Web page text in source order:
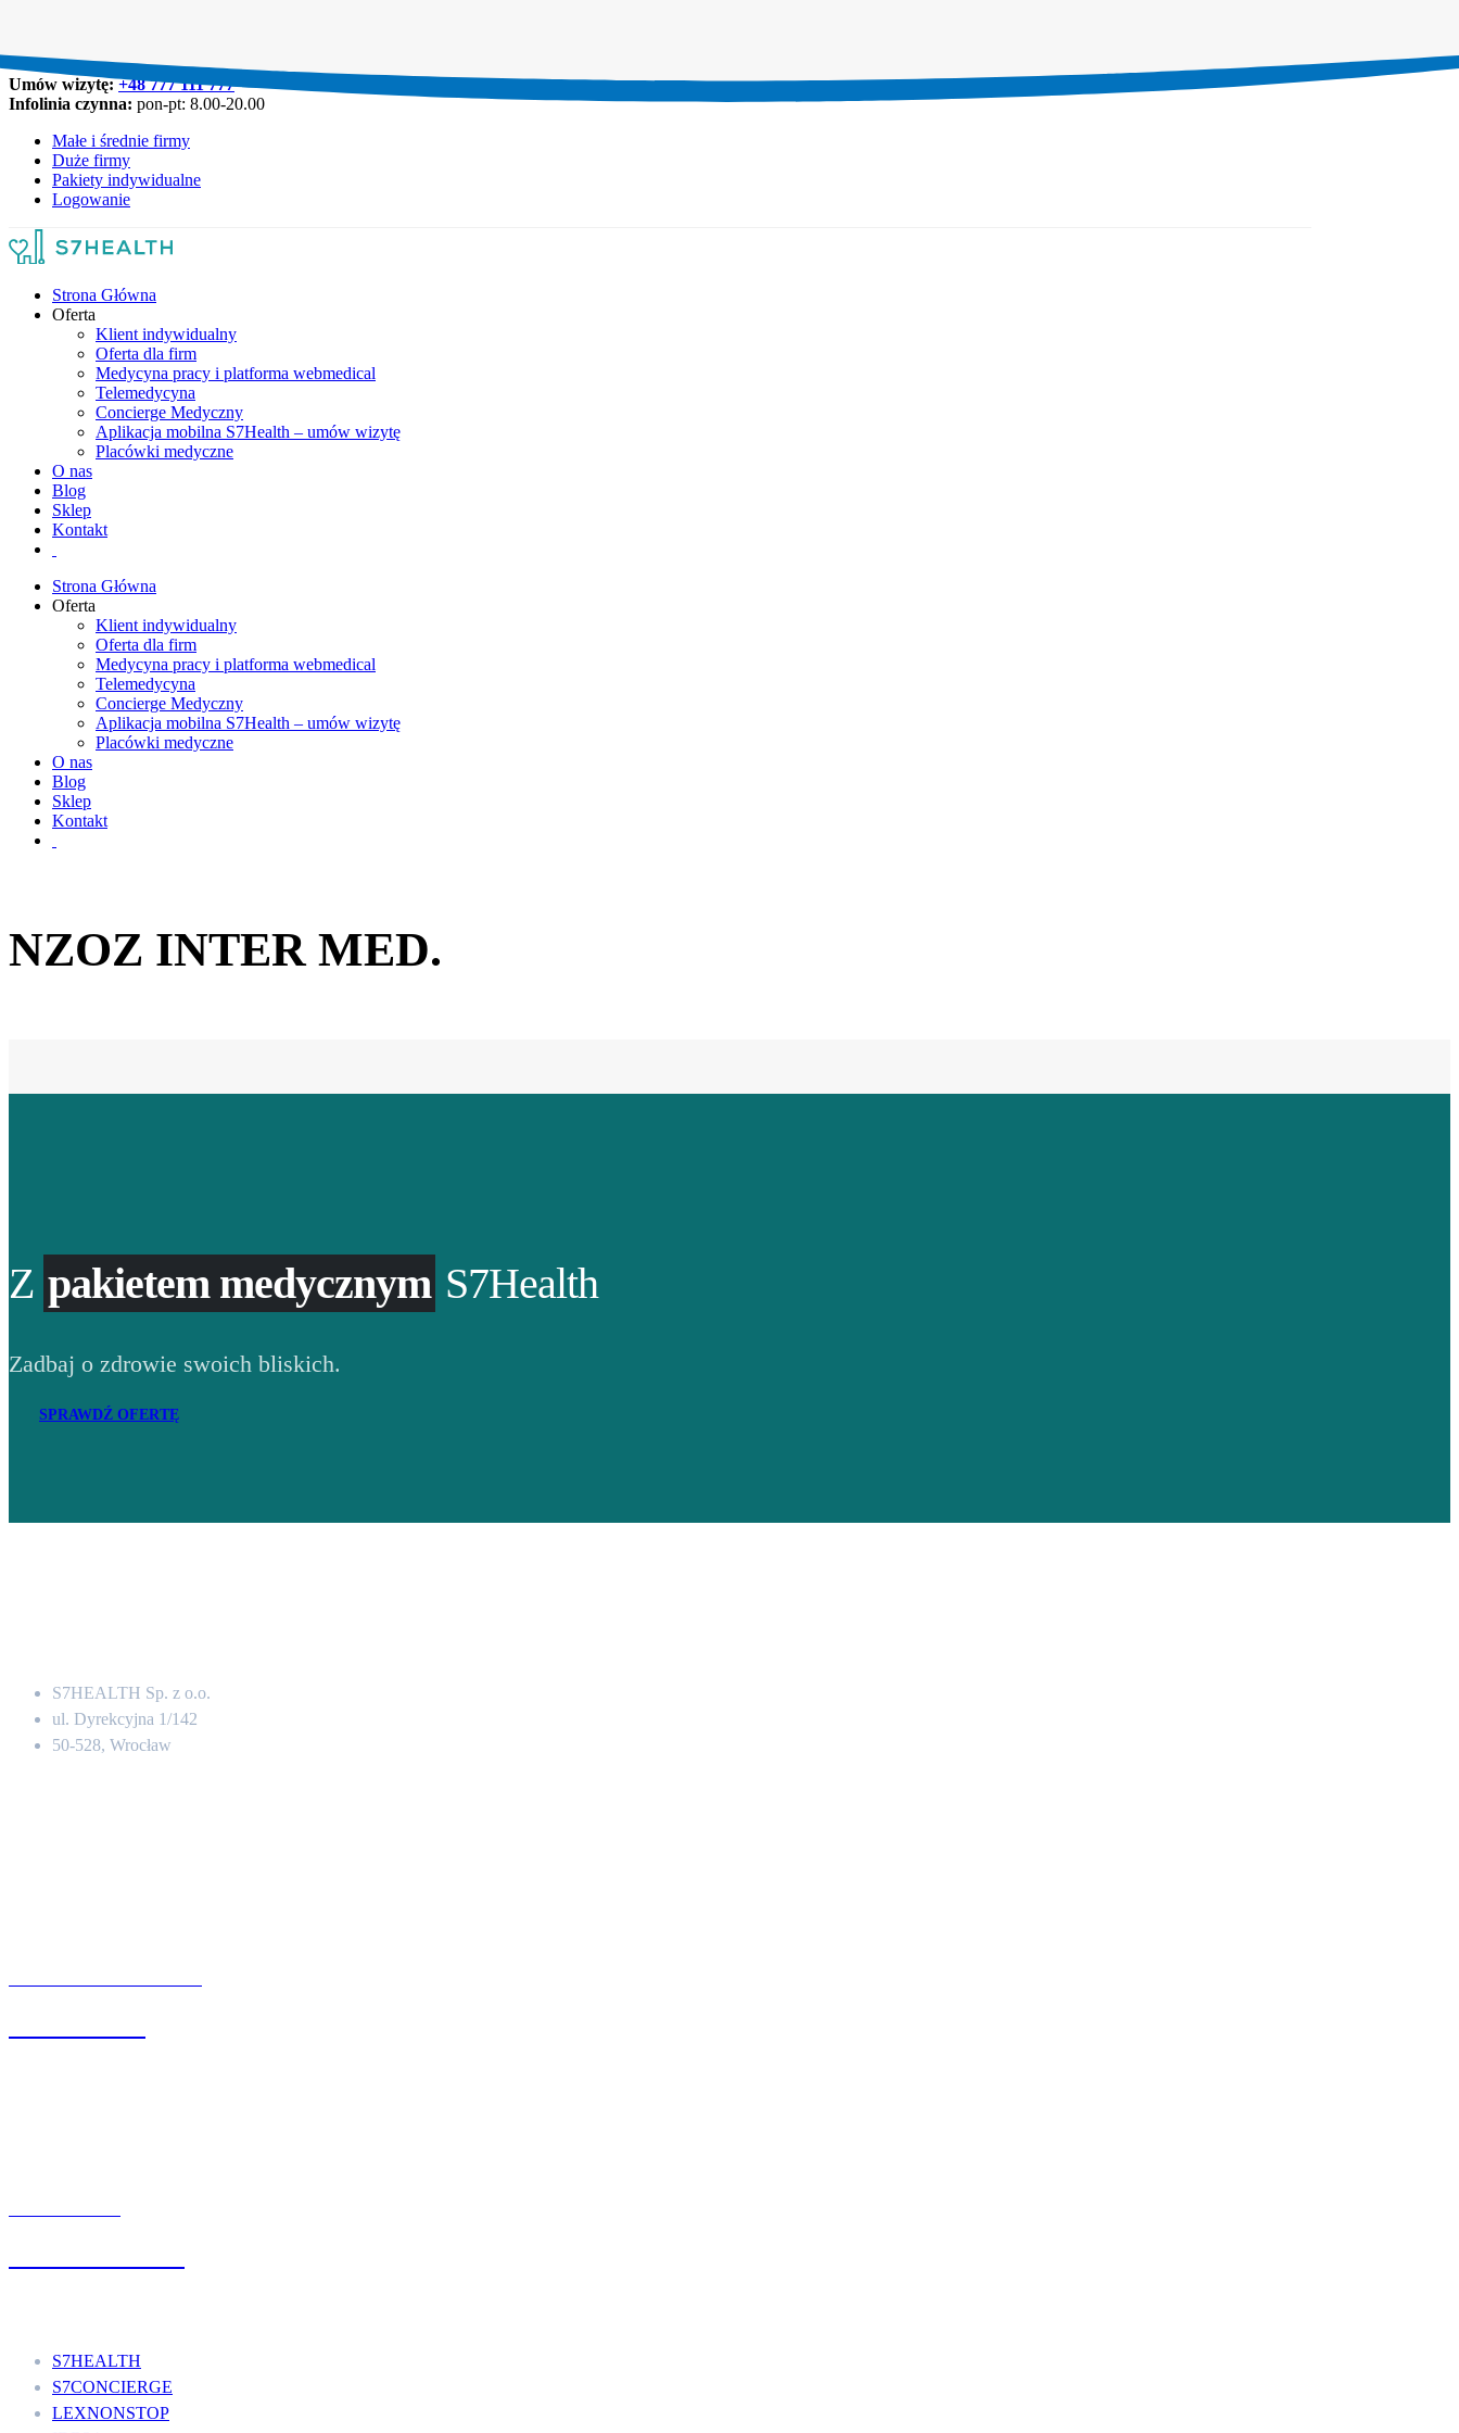
Umów wizytę:+48 777 111 777
Infolinia czynna: pon-pt: 8.00-20.00
Małe i średnie firmy
Duże firmy
Pakiety indywidualne
Logowanie
Strona Główna
Oferta
Klient indywidualny
Oferta dla firm
Medycyna pracy i platforma webmedical
Telemedycyna
Concierge Medyczny
Aplikacja mobilna S7Health – umów wizytę
Placówki medyczne
O nas
Blog
Sklep
Kontakt
Strona Główna
Oferta
Klient indywidualny
Oferta dla firm
Medycyna pracy i platforma webmedical
Telemedycyna
Concierge Medyczny
Aplikacja mobilna S7Health – umów wizytę
Placówki medyczne
O nas
Blog
Sklep
Kontakt
NZOZ INTER MED.
Z pakietem medycznym S7Health
Zadbaj o zdrowie swoich bliskich.
SPRAWDŹ OFERTĘ
S7HEALTH Sp. z o.o.
ul. Dyrekcyjna 1/142
50-528, Wrocław
S7HEALTH
S7CONCIERGE
LEXNONSTOP